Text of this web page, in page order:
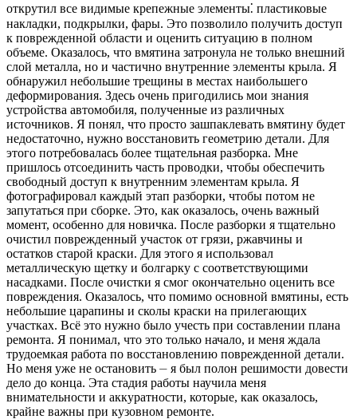
открутил все видимые крепежные элементы⁚ пластиковые
накладки, подкрылки, фары. Это позволило получить доступ
к поврежденной области и оценить ситуацию в полном
объеме. Оказалось, что вмятина затронула не только внешний
слой металла, но и частично внутренние элементы крыла. Я
обнаружил небольшие трещины в местах наибольшего
деформирования. Здесь очень пригодились мои знания
устройства автомобиля, полученные из различных
источников. Я понял, что просто зашпаклевать вмятину будет
недостаточно, нужно восстановить геометрию детали. Для
этого потребовалась более тщательная разборка. Мне
пришлось отсоединить часть проводки, чтобы обеспечить
свободный доступ к внутренним элементам крыла. Я
фотографировал каждый этап разборки, чтобы потом не
запутаться при сборке. Это, как оказалось, очень важный
момент, особенно для новичка. После разборки я тщательно
очистил поврежденный участок от грязи, ржавчины и
остатков старой краски. Для этого я использовал
металлическую щетку и болгарку с соответствующими
насадками. После очистки я смог окончательно оценить все
повреждения. Оказалось, что помимо основной вмятины, есть
небольшие царапины и сколы краски на прилегающих
участках. Всё это нужно было учесть при составлении плана
ремонта. Я понимал, что это только начало, и меня ждала
трудоемкая работа по восстановлению поврежденной детали.
Но меня уже не остановить ⏤ я был полон решимости довести
дело до конца. Эта стадия работы научила меня
внимательности и аккуратности, которые, как оказалось,
крайне важны при кузовном ремонте.